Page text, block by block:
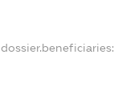
dossier.beneficiaries: